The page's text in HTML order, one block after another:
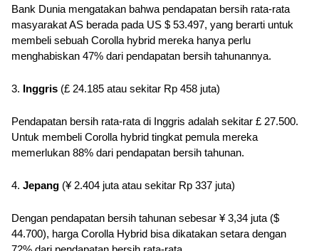
Bank Dunia mengatakan bahwa pendapatan bersih rata-rata
masyarakat AS berada pada US $ 53.497, yang berarti untuk
membeli sebuah Corolla hybrid mereka hanya perlu
menghabiskan 47% dari pendapatan bersih tahunannya.
3. Inggris (£ 24.185 atau sekitar Rp 458 juta)
Pendapatan bersih rata-rata di Inggris adalah sekitar £ 27.500.
Untuk membeli Corolla hybrid tingkat pemula mereka
memerlukan 88% dari pendapatan bersih tahunan.
4. Jepang (¥ 2.404 juta atau sekitar Rp 337 juta)
Dengan pendapatan bersih tahunan sebesar ¥ 3,34 juta ($
44.700), harga Corolla Hybrid bisa dikatakan setara dengan